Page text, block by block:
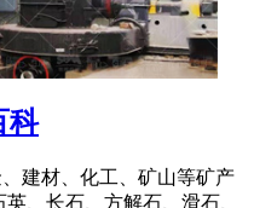
科
建材、化工、矿山等矿产
、长石、方解石、滑石、